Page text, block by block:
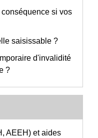
si vos
saisissable ?
d'invalidité
?
AEEH) et aides